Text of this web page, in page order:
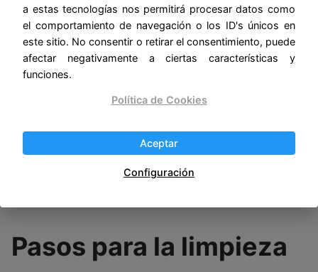
oficina o la decoración del coche,
perfecto como un regalo
significativo para amigos y familiares
Dorje phurba vajra, un símbolo
antiguo y poderoso en el budismo
y creencia
Ver Oferta en Amazon
Pasos para la limpieza
a estas tecnologías nos permitirá procesar datos como
el comportamiento de navegación o los ID's únicos en
este sitio. No consentir o retirar el consentimiento, puede
afectar negativamente a ciertas características y
funciones.
Política de Cookies
Aceptar
Configuración